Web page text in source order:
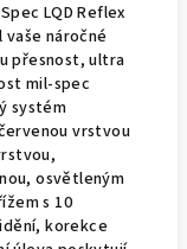
LQD Reflex
náročné
přesnost, ultra
mil-spec
systém
vrstvou
osvětleným
s 10
korekce